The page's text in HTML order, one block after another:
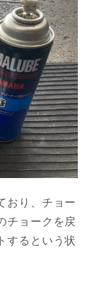
おり、チョー
チョークを戻
するという状